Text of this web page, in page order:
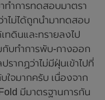
ทำการทดสอบมาตรา
ไม่ได้ถูกนำมาทดสอบ
ทดินและทรายลงไป
บทำการพับ-กางออก
ากฏว่าไม่มีฝุ่นเข้าไปที่
ใจมากครับ เนื่องจาก
มีมาตรฐานการกัน